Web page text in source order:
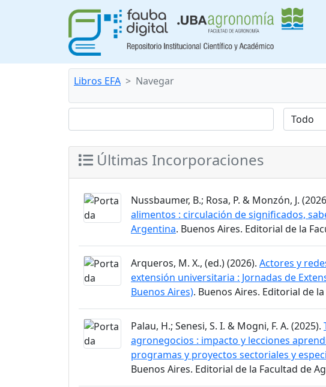
Libros EFA Navegar
Últimas Incorporaciones
Nussbaumer, B.; Rosa, P. & Monzón, J.
alimentos : circulación de significados,
Argentina. Buenos Aires. Editorial de la
Arqueros, M. X., (ed.) (2026). Actores y
extensión universitaria : Jornadas de
Buenos Aires). Buenos Aires. Editorial de
Palau, H.; Senesi, S. I. & Mogni, F. A. (2025).
agronegocios : impacto y lecciones
programas y proyectos sectoriales y
Buenos Aires. Editorial de la Facultad de